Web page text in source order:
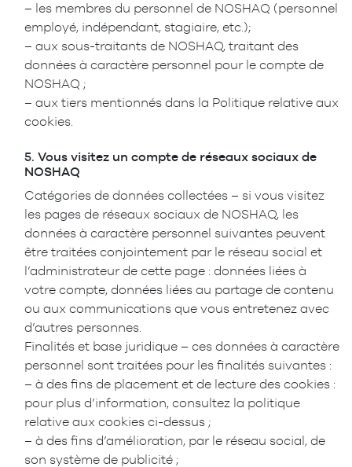
– les membres du personnel de NOSHAQ (personnel
employé, indépendant, stagiaire, etc.);
– aux sous-traitants de NOSHAQ, traitant des
données à caractère personnel pour le compte de
NOSHAQ ;
– aux tiers mentionnés dans la Politique relative aux
cookies.
5. Vous visitez un compte de réseaux sociaux de
NOSHAQ
Catégories de données collectées – si vous visitez
les pages de réseaux sociaux de NOSHAQ, les
données à caractère personnel suivantes peuvent
être traitées conjointement par le réseau social et
l’administrateur de cette page : données liées à
votre compte, données liées au partage de contenu
ou aux communications que vous entretenez avec
d’autres personnes.
Finalités et base juridique – ces données à caractère
personnel sont traitées pour les finalités suivantes :
– à des fins de placement et de lecture des cookies :
pour plus d’information, consultez la politique
relative aux cookies ci-dessus ;
– à des fins d’amélioration, par le réseau social, de
son système de publicité ;